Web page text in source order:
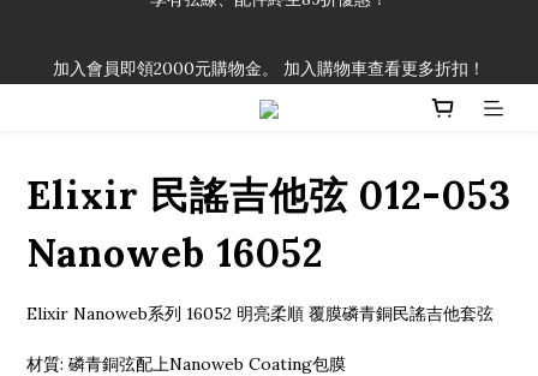
享有弦線、配件終生89折優惠！
「一生弦命！」單筆購買弦線、配件滿$999（不含運費），即可
Elixir 民謠吉他弦 012-053
Nanoweb 16052
Elixir Nanoweb系列 16052 明亮柔順 覆膜磷青銅民謠吉他套弦
材質: 磷青銅弦配上Nanoweb Coating包膜